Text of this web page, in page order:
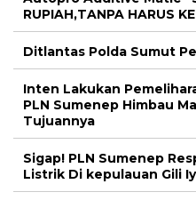
RUPIAH,TANPA HARUS
Ditlantas Polda Sumut
Inten Lakukan
PLN Sumenep Himbau
Tujuannya
Sigap! PLN Sumenep
Listrik Di kepulauan Gili